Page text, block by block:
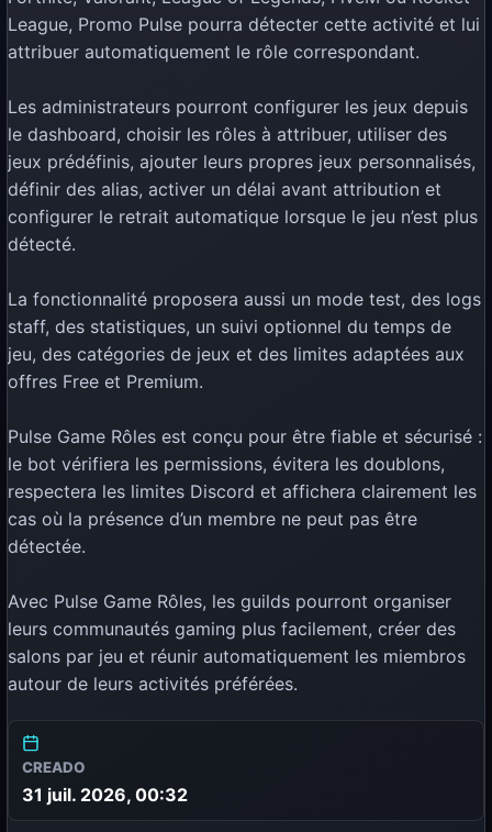
League, Promo Pulse pourra détecter cette activité et lui
attribuer automatiquement le rôle correspondant.
Les administrateurs pourront configurer les jeux depuis
le dashboard, choisir les rôles à attribuer, utiliser des
jeux prédéfinis, ajouter leurs propres jeux personnalisés,
définir des alias, activer un délai avant attribution et
configurer le retrait automatique lorsque le jeu n’est plus
détecté.
La fonctionnalité proposera aussi un mode test, des logs
staff, des statistiques, un suivi optionnel du temps de
jeu, des catégories de jeux et des limites adaptées aux
offres Free et Premium.
Pulse Game Rôles est conçu pour être fiable et sécurisé :
le bot vérifiera les permissions, évitera les doublons,
respectera les limites Discord et affichera clairement les
cas où la présence d’un membre ne peut pas être
détectée.
Avec Pulse Game Rôles, les guilds pourront organiser
leurs communautés gaming plus facilement, créer des
salons par jeu et réunir automatiquement les miembros
autour de leurs activités préférées.
CREADO
31 juil. 2026, 00:32